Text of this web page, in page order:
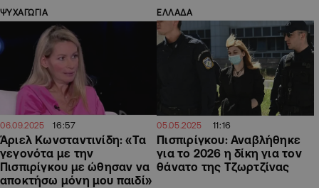
ΨΥΧΑΓΩΓΙΑ
06.09.2025 16:57
Άριελ Κωνσταντινίδη: «Τα
γεγονότα με την
Πισπιρίγκου με ώθησαν να
αποκτήσω μόνη μου παιδί»
ΕΛΛΑΔΑ
05.05.2025 11:16
Πισπιρίγκου: Αναβλήθηκε
για το 2026 η δίκη για τον
θάνατο της Τζωρτζίνας